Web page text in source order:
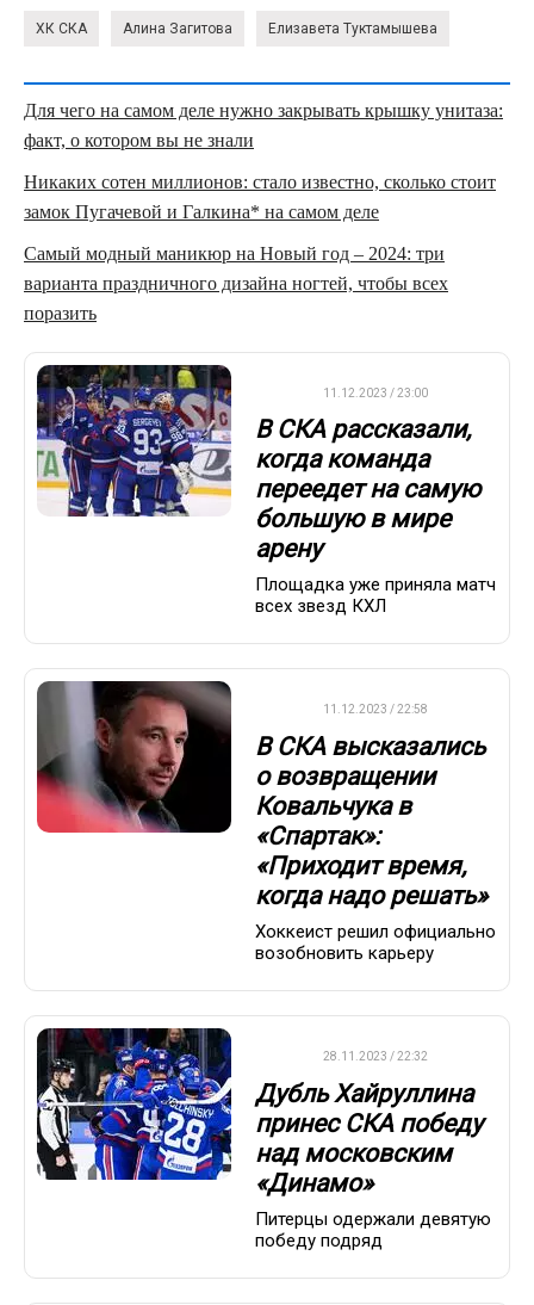
ХК СКА Алина Загитова Елизавета Туктамышева
Для чего на самом деле нужно закрывать крышку унитаза:
факт, о котором вы не знали
Никаких сотен миллионов: стало известно, сколько стоит
замок Пугачевой и Галкина* на самом деле
Самый модный маникюр на Новый год – 2024: три
варианта праздничного дизайна ногтей, чтобы всех
поразить
11.12.2023 / 23:00
В СКА рассказали,
когда команда
переедет на самую
большую в мире
арену
Площадка уже приняла матч
всех звезд КХЛ
11.12.2023 / 22:58
В СКА высказались
о возвращении
Ковальчука в
«Спартак»:
«Приходит время,
когда надо решать»
Хоккеист решил официально
возобновить карьеру
28.11.2023 / 22:32
Дубль Хайруллина
принес СКА победу
над московским
«Динамо»
Питерцы одержали девятую
победу подряд